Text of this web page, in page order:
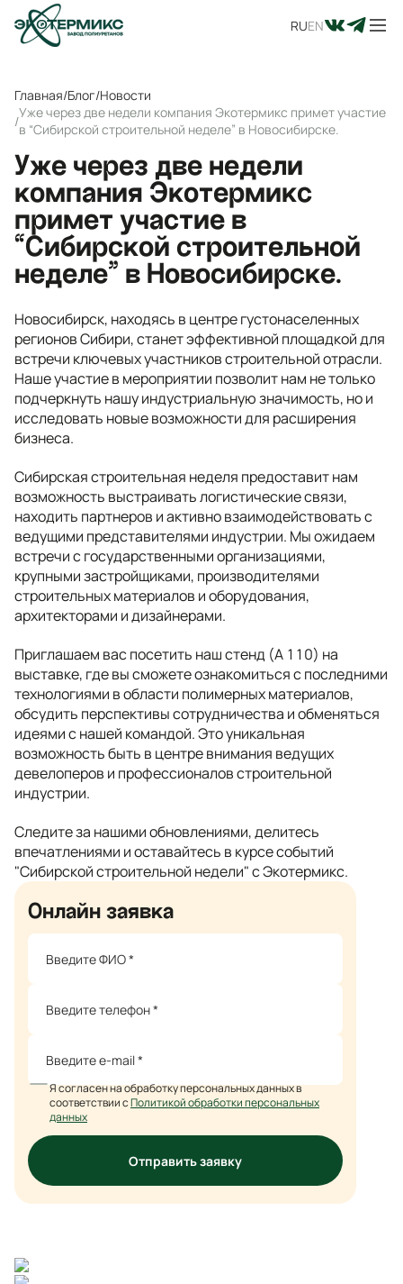
RUEN
Главная/Блог/Новости
/Уже через две недели компания Экотермикс примет участие
в “Сибирской строительной неделе” в Новосибирске.
Уже через две недели
компания Экотермикс
примет участие в
“Сибирской строительной
неделе” в Новосибирске.
Новосибирск, находясь в центре густонаселенных
регионов Сибири, станет эффективной площадкой для
встречи ключевых участников строительной отрасли.
Наше участие в мероприятии позволит нам не только
подчеркнуть нашу индустриальную значимость, но и
исследовать новые возможности для расширения
бизнеса.
Сибирская строительная неделя предоставит нам
возможность выстраивать логистические связи,
находить партнеров и активно взаимодействовать с
ведущими представителями индустрии. Мы ожидаем
встречи с государственными организациями,
крупными застройщиками, производителями
строительных материалов и оборудования,
архитекторами и дизайнерами.
Приглашаем вас посетить наш стенд (A 110) на
выставке, где вы сможете ознакомиться с последними
технологиями в области полимерных материалов,
обсудить перспективы сотрудничества и обменяться
идеями с нашей командой. Это уникальная
возможность быть в центре внимания ведущих
девелоперов и профессионалов строительной
индустрии.
Следите за нашими обновлениями, делитесь
впечатлениями и оставайтесь в курсе событий
"Сибирской строительной недели" с Экотермикс.
Онлайн заявка
Я согласен на обработку персональных данных в
соответствии сПолитикой обработки персональных
данных
Отправить заявку